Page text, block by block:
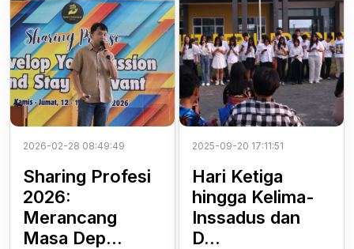
2026-02-28 08:49:49
Sharing Profesi
2026:
Merancang
Masa Dep...
2025-09-20 17:11:51
Hari Ketiga
hingga Kelima-
Inssadus dan
D...